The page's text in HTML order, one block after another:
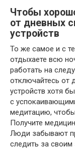
Чтобы
от дневных
устройств
То же самое и с
отдыхаете всю
работать на
отключайтесь от
устройств хотя
с
медитацию, чтобы
Получите
Люди забывают
следить за